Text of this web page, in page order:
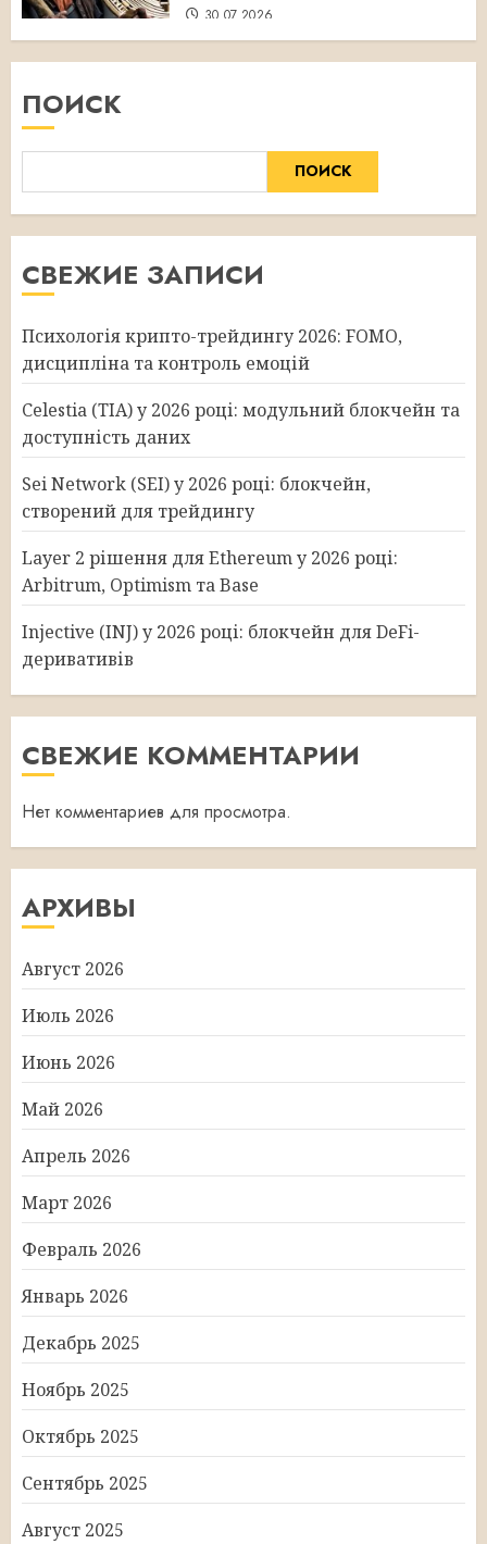
30.07.2026
ПОИСК
ПОИСК
СВЕЖИЕ ЗАПИСИ
Психологія крипто-трейдингу 2026: FOMO,
дисципліна та контроль емоцій
Celestia (TIA) у 2026 році: модульний блокчейн та
доступність даних
Sei Network (SEI) у 2026 році: блокчейн,
створений для трейдингу
Layer 2 рішення для Ethereum у 2026 році:
Arbitrum, Optimism та Base
Injective (INJ) у 2026 році: блокчейн для DeFi-
деривативів
СВЕЖИЕ КОММЕНТАРИИ
Нет комментариев для просмотра.
АРХИВЫ
Август 2026
Июль 2026
Июнь 2026
Май 2026
Апрель 2026
Март 2026
Февраль 2026
Январь 2026
Декабрь 2025
Ноябрь 2025
Октябрь 2025
Сентябрь 2025
Август 2025